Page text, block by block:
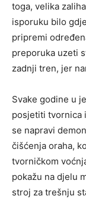
toga, velika
isporuku bilo
pripremi
preporuka uzeti
zadnji tren, jer
Svake godine u
posjetiti tvornica
se napravi
čišćenja oraha,
tvorničkom
pokažu na djelu
stroj za trešnju